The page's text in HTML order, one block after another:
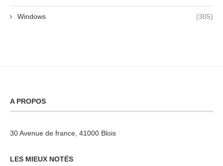
Windows (305)
A PROPOS
30 Avenue de france, 41000 Blois
LES MIEUX NOTÉS